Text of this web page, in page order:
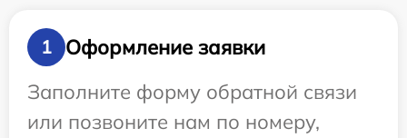
1
Оформление заявки
Заполните форму обратной связи
или позвоните нам по номеру,